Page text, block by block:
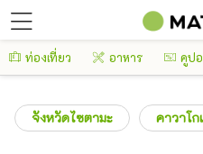
ท่องเที่ยว อาหาร คูป
จังหวัดไซตามะ คาวาโก